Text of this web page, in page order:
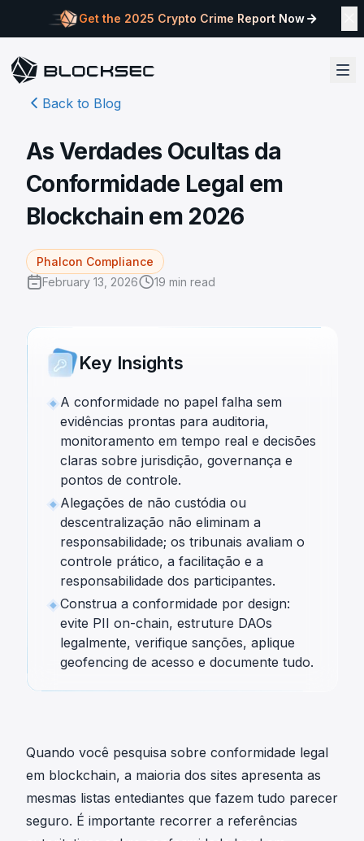
Get the 2025 Crypto Crime Report Now
Back to Blog
As Verdades Ocultas da
Conformidade Legal em
Blockchain em 2026
Phalcon Compliance
February 13, 2026
19 min read
Key Insights
A conformidade no papel falha sem
evidências prontas para auditoria,
monitoramento em tempo real e decisões
claras sobre jurisdição, governança e
pontos de controle.
Alegações de não custódia ou
descentralização não eliminam a
responsabilidade; os tribunais avaliam o
controle prático, a facilitação e a
responsabilidade dos participantes.
Construa a conformidade por design:
evite PII on-chain, estruture DAOs
legalmente, verifique sanções, aplique
geofencing de acesso e documente tudo.
Quando você pesquisa sobre conformidade legal
em blockchain, a maioria dos sites apresenta as
mesmas listas entediantes que fazem tudo parecer
seguro. É importante recorrer a referências